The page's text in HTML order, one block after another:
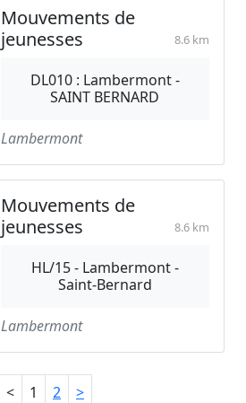
Mouvements de
jeunesses
8.6 km
DL010 : Lambermont -
SAINT BERNARD
Lambermont
Mouvements de
jeunesses
8.6 km
HL/15 - Lambermont -
Saint-Bernard
Lambermont
< 1 2 >